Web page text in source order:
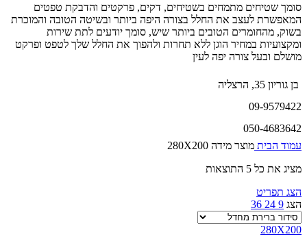
סומך שטיחים מתמחים בשטיחים, דקים, פרקטים והדבקת טפטים
המאפשרת לעצב את החלל בצורה היפה ביותר ובשיטה הטובה והמוכרת
בשוק, מהחומרים הטובים ביותר שיש, סומך יודעים לתת שירות
ומקצועיות במחיר הוגן ללא תחרות ולהפוך את החלל שלך לטפט ופרקט
מושלם ובעל צורה יפה לעין
בן גוריון 35, הרצליה
09-9579422
050-4683642
עמוד הבית מוצר מידה 280X200
מציג את כל 5 התוצאות
הצג תפריט
הצג 9
24
36
280X200